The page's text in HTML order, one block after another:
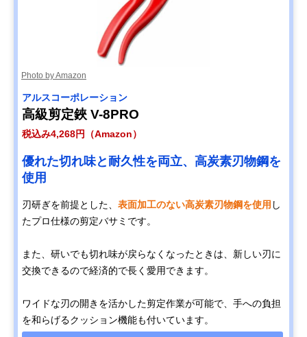
Photo by Amazon
アルスコーポレーション
高級剪定鋏 V-8PRO
税込み4,268円（Amazon）
優れた切れ味と耐久性を両立、高炭素刃物鋼を
使用
刃研ぎを前提とした、 表面加工のない高炭素刃物鋼を使用 し
たプロ仕様の剪定バサミです。
また、研いでも切れ味が戻らなくなったときは、新しい刃に
交換できるので経済的で長く愛用できます。
ワイドな刃の開きを活かした剪定作業が可能で、手への負担
を和らげるクッション機能も付いています。